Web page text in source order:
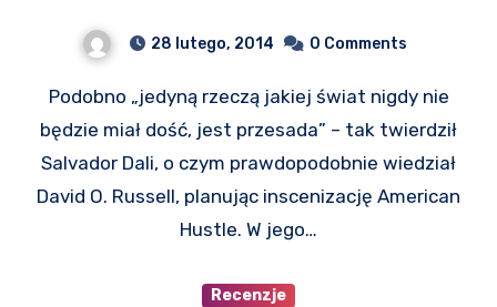
28 lutego, 2014 0 Comments
Podobno „jedyną rzeczą jakiej świat nigdy nie
będzie miał dość, jest przesada” – tak twierdził
Salvador Dali, o czym prawdopodobnie wiedział
David O. Russell, planując inscenizację American
Hustle. W jego…
Recenzje